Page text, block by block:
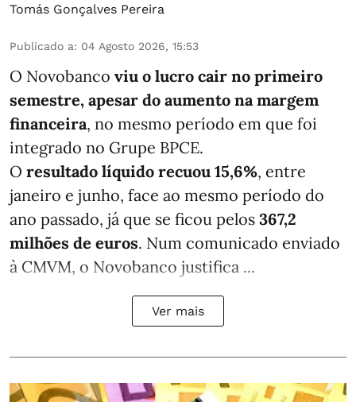
Tomás Gonçalves Pereira
Publicado a: 04 Agosto 2026, 15:53
O Novobanco viu o lucro cair no primeiro
semestre, apesar do aumento na margem
financeira, no mesmo período em que foi
integrado no Grupe BPCE.
O resultado líquido recuou 15,6%, entre
janeiro e junho, face ao mesmo período do
ano passado, já que se ficou pelos 367,2
milhões de euros. Num comunicado enviado
à CMVM, o Novobanco justifica ...
Ver mais